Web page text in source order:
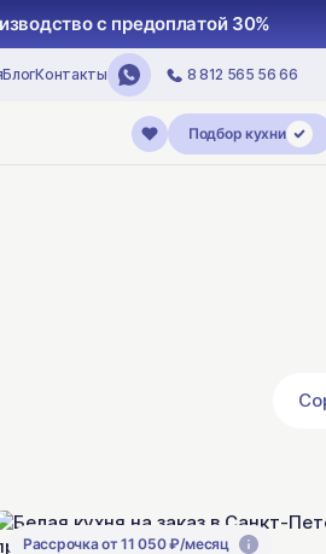
кухни в производство с
БлогКонтакты 8 812 565 56 66
Подбор кухни
Рассрочка от 11 050 ₽/месяц